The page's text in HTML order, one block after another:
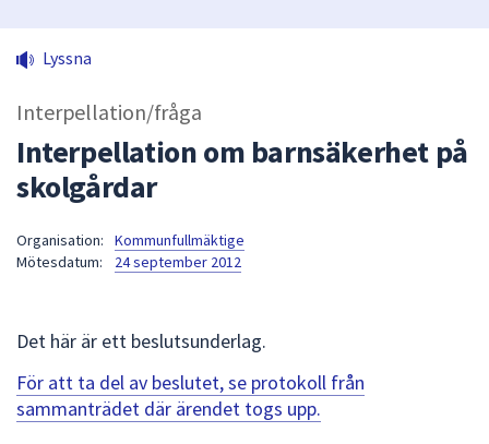
sökfältet
kommer
för
att
navigera
Lyssna
Interpellation/fråga
Interpellation om barnsäkerhet på
skolgårdar
Organisation:
Kommunfullmäktige
Mötesdatum:
24 september 2012
Det här är ett beslutsunderlag.
För att ta del av beslutet, se protokoll från
sammanträdet där ärendet togs upp.